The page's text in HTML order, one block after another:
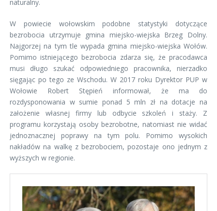
naturalny.
W powiecie wołowskim podobne statystyki dotyczące
bezrobocia utrzymuje gmina miejsko-wiejska Brzeg Dolny.
Najgorzej na tym tle wypada gmina miejsko-wiejska Wołów.
Pomimo istniejącego bezrobocia zdarza się, że pracodawca
musi długo szukać odpowiedniego pracownika, nierzadko
sięgając po tego ze Wschodu. W 2017 roku Dyrektor PUP w
Wołowie Robert Stępień informował, że ma do
rozdysponowania w sumie ponad 5 mln zł na dotacje na
założenie własnej firmy lub odbycie szkoleń i staży. Z
programu korzystają osoby bezrobotne, natomiast nie widać
jednoznacznej poprawy na tym polu. Pomimo wysokich
nakładów na walkę z bezrobociem, pozostaje ono jednym z
wyższych w regionie.